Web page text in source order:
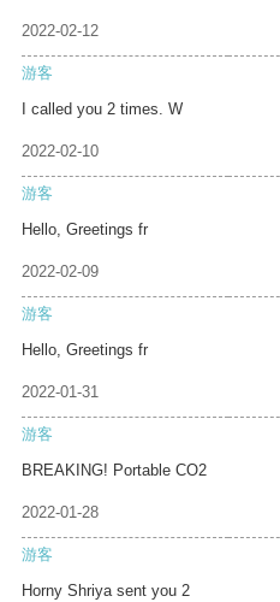
2022-02-12
游客
I called you 2 times. W
2022-02-10
游客
Hello, Greetings fr
2022-02-09
游客
Hello, Greetings fr
2022-01-31
游客
BREAKING! Portable CO2
2022-01-28
游客
Horny Shriya sent you 2